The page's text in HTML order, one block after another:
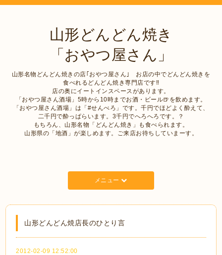
山形どんどん焼き
「おやつ屋さん」
山形名物どんどん焼きの店｢おやつ屋さん｣ お店の中でどんどん焼きを
食べれるどんどん焼き専門店です‼︎
店の奥にイートインスペースがあります。
「おやつ屋さん酒場」5時から10時までお酒・ビール🍺を飲めます。
「おやつ屋さん酒場」は「#せんべろ」です。千円でほどよく酔えて、
二千円で酔っぱらいます。3千円でへろへろです。？
もちろん、山形名物「どんどん焼き」も食べられます。
山形県の「地酒」が楽しめます。ご来店お待ちしていまーす。
メニュー
山形どんどん焼店長のひとり言
2012-02-09 12:52:00